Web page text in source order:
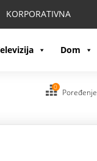
KORPORATIVNA
Dom
0
Poređenje